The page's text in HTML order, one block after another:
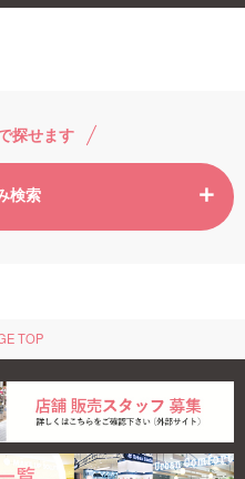
探せます
検索
TOP